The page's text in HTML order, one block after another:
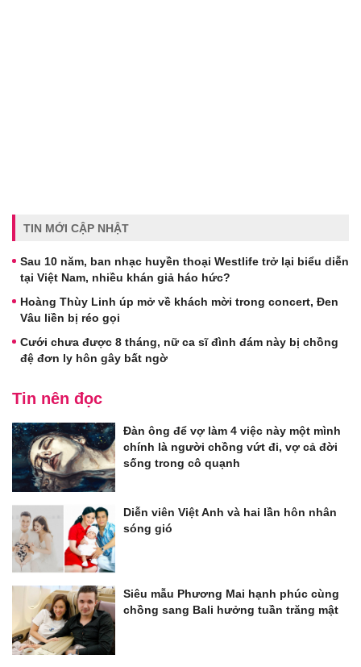
TIN MỚI CẬP NHẬT
Sau 10 năm, ban nhạc huyền thoại Westlife trở lại biểu diễn
tại Việt Nam, nhiều khán giả háo hức?
Hoàng Thùy Linh úp mở về khách mời trong concert, Đen
Vâu liền bị réo gọi
Cưới chưa được 8 tháng, nữ ca sĩ đình đám này bị chồng
đệ đơn ly hôn gây bất ngờ
Tin nên đọc
Đàn ông để vợ làm 4 việc này một mình
chính là người chồng vứt đi, vợ cả đời
sống trong cô quạnh
Diễn viên Việt Anh và hai lần hôn nhân
sóng gió
Siêu mẫu Phương Mai hạnh phúc cùng
chồng sang Bali hưởng tuần trăng mật